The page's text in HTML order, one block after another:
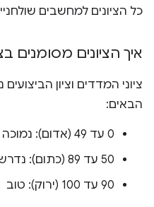
כל הציונים למחשבים
איך הציונים מסומנים
ציוני המדדים וציון
הבאים:
0 עד 49 (אדום): נמוכה
50 עד 89 (כתום): נדרש שיפור
90 עד 100 (ירוק): טוב